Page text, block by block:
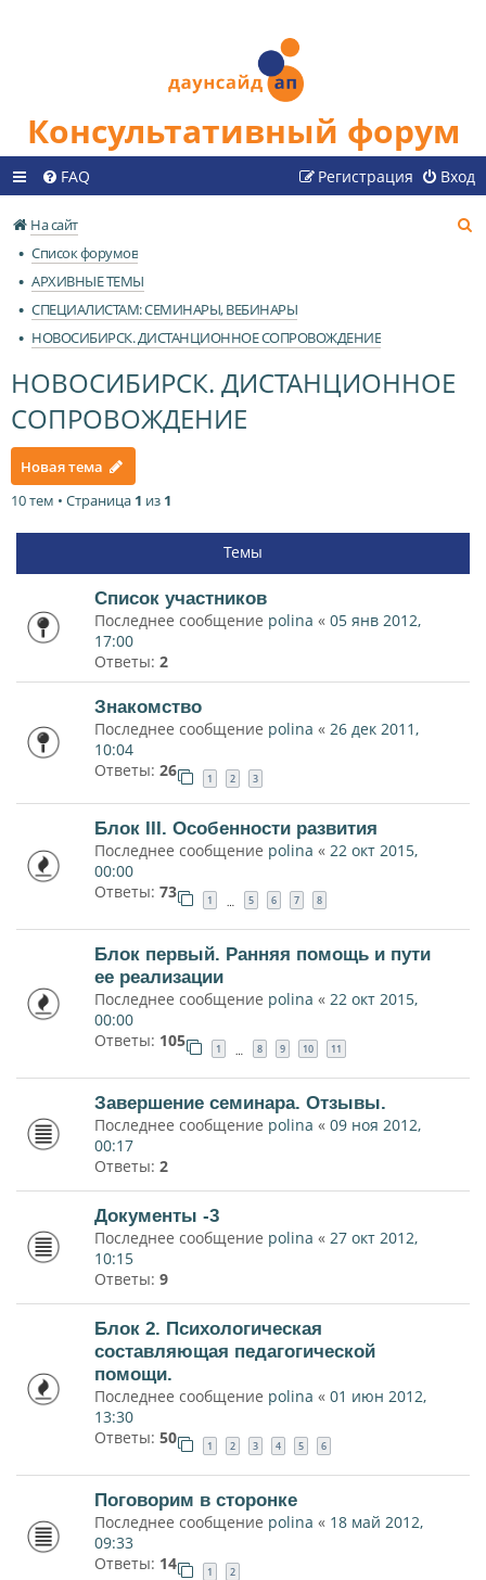
Консультативный форум
FAQ Вход
Регистрация
На сайт
Список форумов
АРХИВНЫЕ ТЕМЫ
СПЕЦИАЛИСТАМ: СЕМИНАРЫ, ВЕБИНАРЫ
НОВОСИБИРСК. ДИСТАНЦИОННОЕ СОПРОВОЖДЕНИЕ
НОВОСИБИРСК. ДИСТАНЦИОННОЕ
СОПРОВОЖДЕНИЕ
Новая тема
10 тем • Страница 1 из 1
Темы
Список участников
Последнее сообщение polina « 05 янв 2012,
17:00
Ответы: 2
Знакомство
Последнее сообщение polina « 26 дек 2011,
10:04
Ответы: 26 1 2 3
Блок III. Особенности развития
Последнее сообщение polina « 22 окт 2015,
00:00
Ответы: 73 1 … 5 6 7 8
Блок первый. Ранняя помощь и пути
ее реализации
Последнее сообщение polina « 22 окт 2015,
00:00
Ответы: 105 1 … 8 9 10 11
Завершение семинара. Отзывы.
Последнее сообщение polina « 09 ноя 2012,
00:17
Ответы: 2
Документы -3
Последнее сообщение polina « 27 окт 2012,
10:15
Ответы: 9
Блок 2. Психологическая
составляющая педагогической
помощи.
Последнее сообщение polina « 01 июн 2012,
13:30
Ответы: 50 1 2 3 4 5 6
Поговорим в сторонке
Последнее сообщение polina « 18 май 2012,
09:33
Ответы: 14 1 2